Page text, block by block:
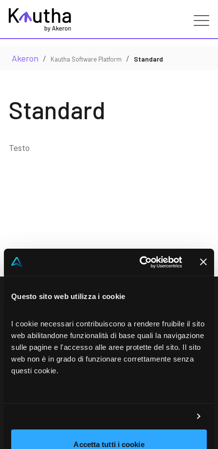
Questo sito web utilizza i cookie
I cookie necessari contribuiscono a rendere fruibile il sito
web abilitandone funzionalità di base quali la navigazione
sulle pagine e l'accesso alle aree protette del sito. Il sito
web non è in grado di funzionare correttamente senza
questi cookie.
Accetta tutti i cookie
Servizi
Akeron Corporate
Community
IT
Akeron / Kautha Software Platform / Standard
Standard
Testo